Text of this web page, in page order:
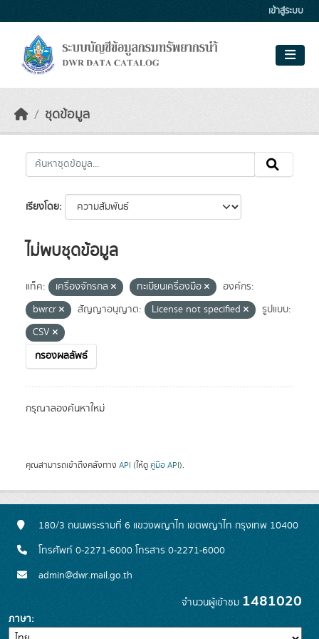
เข้าสู่ระบบ
ชุดข้อมูล
เรียงโดย
ไม่พบชุดข้อมูล
แท็ค: เครื่องจักรกล ทะเบียนเครื่องมือ
องค์กร:
bwrcr
สัญญาอนุญาต: License not specified
รูปแบบ:
CSV
กรองผลลัพธ์
กรุณาลองค้นหาใหม่
คุณสามารถเข้าถึงคลังทาง API (ให้ดู คู่มือ API).
180/3 ถนนพระรามที่ 6 แขวงพญาไท เขตพญาไท กรุงเทพ 10400
โทรศัพท์ 0-2271-6000 โทรสาร 0-2271-6000
admin@dwr.mail.go.th
จำนวนผู้เข้าชม 1481020
ภาษา